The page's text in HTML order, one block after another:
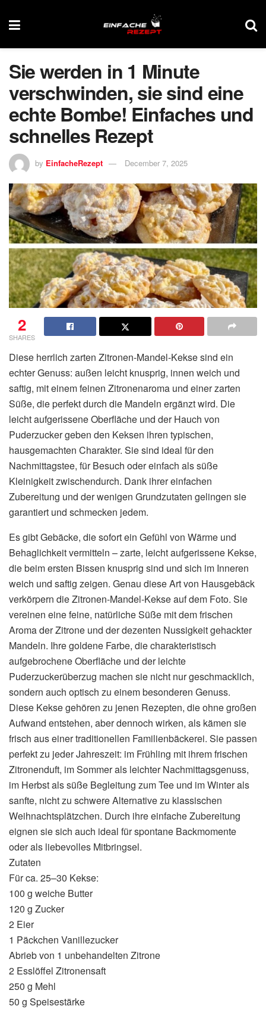
Sie werden in 1 Minute
verschwinden, sie sind eine
echte Bombe! Einfaches und
schnelles Rezept
by EinfacheRezept December 7, 2025
2
SHARES
Diese herrlich zarten Zitronen-Mandel-Kekse sind ein
echter Genuss: außen leicht knusprig, innen weich und
saftig, mit einem feinen Zitronenaroma und einer zarten
Süße, die perfekt durch die Mandeln ergänzt wird. Die
leicht aufgerissene Oberfläche und der Hauch von
Puderzucker geben den Keksen ihren typischen,
hausgemachten Charakter. Sie sind ideal für den
Nachmittagstee, für Besuch oder einfach als süße
Kleinigkeit zwischendurch. Dank ihrer einfachen
Zubereitung und der wenigen Grundzutaten gelingen sie
garantiert und schmecken jedem.
Es gibt Gebäcke, die sofort ein Gefühl von Wärme und
Behaglichkeit vermitteln – zarte, leicht aufgerissene Kekse,
die beim ersten Bissen knusprig sind und sich im Inneren
weich und saftig zeigen. Genau diese Art von Hausgebäck
verkörpern die Zitronen-Mandel-Kekse auf dem Foto. Sie
vereinen eine feine, natürliche Süße mit dem frischen
Aroma der Zitrone und der dezenten Nussigkeit gehackter
Mandeln. Ihre goldene Farbe, die charakteristisch
aufgebrochene Oberfläche und der leichte
Puderzuckerüberzug machen sie nicht nur geschmacklich,
sondern auch optisch zu einem besonderen Genuss.
Diese Kekse gehören zu jenen Rezepten, die ohne großen
Aufwand entstehen, aber dennoch wirken, als kämen sie
frisch aus einer traditionellen Familienbäckerei. Sie passen
perfekt zu jeder Jahreszeit: im Frühling mit ihrem frischen
Zitronenduft, im Sommer als leichter Nachmittagsgenuss,
im Herbst als süße Begleitung zum Tee und im Winter als
sanfte, nicht zu schwere Alternative zu klassischen
Weihnachtsplätzchen. Durch ihre einfache Zubereitung
eignen sie sich auch ideal für spontane Backmomente
oder als liebevolles Mitbringsel.
Zutaten
Für ca. 25–30 Kekse:
100 g weiche Butter
120 g Zucker
2 Eier
1 Päckchen Vanillezucker
Abrieb von 1 unbehandelten Zitrone
2 Esslöffel Zitronensaft
250 g Mehl
50 g Speisestärke